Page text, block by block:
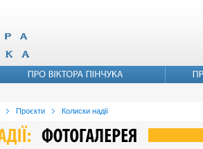
Проєкти Колиски надії